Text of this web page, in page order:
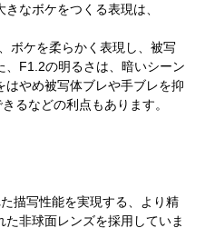
なボケをつくる表現は、
ボケを柔らかく表現し、被写
F1.2の明るさは、暗いシーン
やめ被写体ブレや手ブレを抑
るなどの利点もあります。
描写性能を実現する、より精
非球面レンズを採用していま